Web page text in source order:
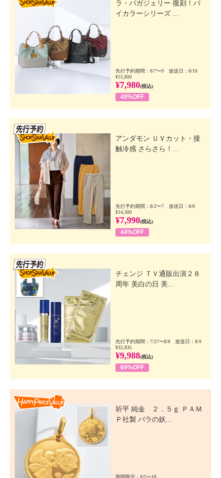
ラ・バガジェリー 復刻！バ
イカラーシリーズ ...
先行予約期間：8/7〜9 放送日：8/10
¥15,800
¥7,980(税込)
49%OFF
アンダモン ＵＶカット・接
触冷感 さらさら！...
先行予約期間：8/2〜7 放送日：8/8
¥14,300
¥7,990(税込)
44%OFF
チェンジ ＴＶ通販出演２８
周年 美白の日 美...
先行予約期間：7/27〜8/8 放送日：8/9
¥32,835
¥9,988(税込)
69%OFF
祈平 純金 ２．５ｇ ＰＡＭ
Ｐ社製 バラの妖...
期間限定：8/5〜18